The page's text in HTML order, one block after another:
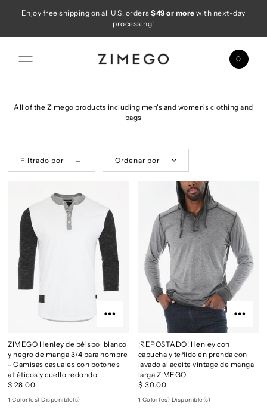
Ir directamente al contenido
Enjoy free shipping on all U.S. orders$49 or more with next-day
processing!
0
All of the Zimego products including men's and women's clothing and
bags
Filtrado por Ordenar por
ZIMEGO Henley de béisbol blanco
y negro de manga 3/4 para hombre
- Camisas casuales con botones
atléticos y cuello redondo
$ 28.00
1 Color(es) Disponible(s)
¡REPOSTADO! Henley con
capucha y teñido en prenda con
lavado al aceite vintage de manga
larga ZIMEGO
$ 30.00
1 Color(es) Disponible(s)